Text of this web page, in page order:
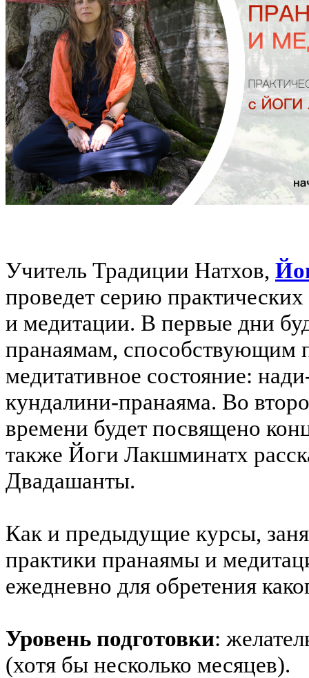
Учитель Традиции Натхов,
проведет серию
и медитации. В первые дни
пранаямам, способствующим
медитативное состояние:
кундалини-пранаяма. Во
времени будет посвящено
также Йоги Лакшминатх
Двадашанты.
Как и предыдущие курсы,
практики пранаямы и
ежедневно для обретения
Уровень подготовки:
(хотя бы несколько месяцев).